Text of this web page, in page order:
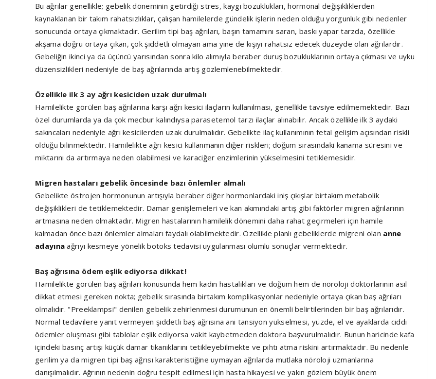
Bu ağrılar genellikle; gebelik döneminin getirdiği stres, kaygı bozuklukları, hormonal değişikliklerden
kaynaklanan bir takım rahatsızlıklar, çalışan hamilelerde gündelik işlerin neden olduğu yorgunluk gibi nedenler
sonucunda ortaya çıkmaktadır. Gerilim tipi baş ağrıları, başın tamamını saran, baskı yapar tarzda, özellikle
akşama doğru ortaya çıkan, çok şiddetli olmayan ama yine de kişiyi rahatsız edecek düzeyde olan ağrılardır.
Gebeliğin ikinci ya da üçüncü yarısından sonra kilo alımıyla beraber duruş bozukluklarının ortaya çıkması ve uyku
düzensizlikleri nedeniyle de baş ağrılarında artış gözlemlenebilmektedir.
Özellikle ilk 3 ay ağrı kesiciden uzak durulmalı
Hamilelikte görülen baş ağrılarına karşı ağrı kesici ilaçların kullanılması, genellikle tavsiye edilmemektedir. Bazı
özel durumlarda ya da çok mecbur kalındıysa parasetemol tarzı ilaçlar alınabilir. Ancak özellikle ilk 3 aydaki
sakıncaları nedeniyle ağrı kesicilerden uzak durulmalıdır. Gebelikte ilaç kullanımının fetal gelişim açısından riskli
olduğu bilinmektedir. Hamilelikte ağrı kesici kullanmanın diğer riskleri; doğum sırasındaki kanama süresini ve
miktarını da artırmaya neden olabilmesi ve karaciğer enzimlerinin yükselmesini tetiklemesidir.
Migren hastaları gebelik öncesinde bazı önlemler almalı
Gebelikte östrojen hormonunun artışıyla beraber diğer hormonlardaki iniş çıkışlar birtakım metabolik
değişiklikleri de tetiklemektedir. Damar genişlemeleri ve kan akımındaki artış gibi faktörler migren ağrılarının
artmasına neden olmaktadır. Migren hastalarının hamilelik dönemini daha rahat geçirmeleri için hamile
kalmadan önce bazı önlemler almaları faydalı olabilmektedir. Özellikle planlı gebeliklerde migreni olan anne
adayına ağrıyı kesmeye yönelik botoks tedavisi uygulanması olumlu sonuçlar vermektedir.
Baş ağrısına ödem eşlik ediyorsa dikkat!
Hamilelikte görülen baş ağrıları konusunda hem kadın hastalıkları ve doğum hem de nöroloji doktorlarının asıl
dikkat etmesi gereken nokta; gebelik sırasında birtakım komplikasyonlar nedeniyle ortaya çıkan baş ağrıları
olmalıdır. "Preeklampsi" denilen gebelik zehirlenmesi durumunun en önemli belirtilerinden bir baş ağrılarıdır.
Normal tedavilere yanıt vermeyen şiddetli baş ağrısına ani tansiyon yükselmesi, yüzde, el ve ayaklarda ciddi
ödemler oluşması gibi tablolar eşlik ediyorsa vakit kaybetmeden doktora başvurulmalıdır. Bunun haricinde kafa
içindeki basınç artışı küçük damar tıkanıklarını tetikleyebilmekte ve pıhtı atma riskini artırmaktadır. Bu nedenle
gerilim ya da migren tipi baş ağrısı karakteristiğine uymayan ağrılarda mutlaka nöroloji uzmanlarına
danışılmalıdır. Ağrının nedenin doğru tespit edilmesi için hasta hikayesi ve yakın gözlem büyük önem